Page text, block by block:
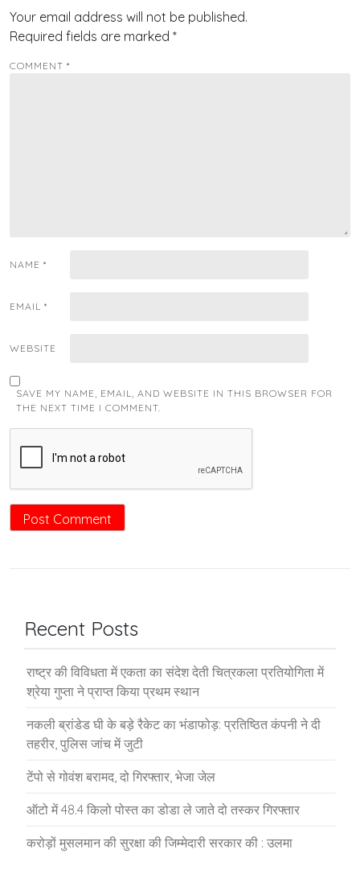
Your email address will not be published.
Required fields are marked *
COMMENT *
NAME *
EMAIL *
WEBSITE
SAVE MY NAME, EMAIL, AND WEBSITE IN THIS BROWSER FOR
THE NEXT TIME I COMMENT.
Recent Posts
राष्ट्र की विविधता में एकता का संदेश देती चित्रकला प्रतियोगिता में
श्रेया गुप्ता ने प्राप्त किया प्रथम स्थान
नकली ब्रांडेड घी के बड़े रैकेट का भंडाफोड़: प्रतिष्ठित कंपनी ने दी
तहरीर, पुलिस जांच में जुटी
टेंपो से गोवंश बरामद, दो गिरफ्तार, भेजा जेल
ऑटो में 48.4 किलो पोस्त का डोडा ले जाते दो तस्कर गिरफ्तार
करोड़ों मुसलमान की सुरक्षा की जिम्मेदारी सरकार की : उलमा